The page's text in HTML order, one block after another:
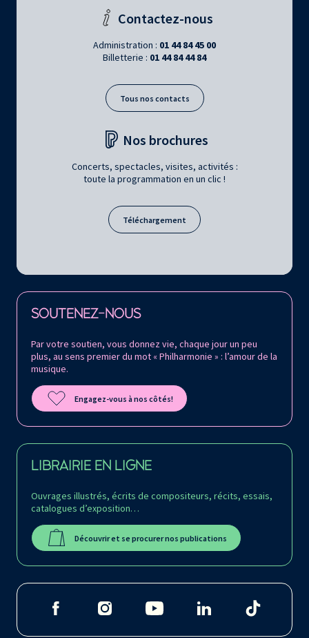
Contactez-nous
Administration : 01 44 84 45 00
Billetterie : 01 44 84 44 84
Tous nos contacts
Nos brochures
Concerts, spectacles, visites, activités :
toute la programmation en un clic !
Téléchargement
SOUTENEZ-NOUS
Par votre soutien, vous donnez vie, chaque jour un peu
plus, au sens premier du mot « Philharmonie » : l’amour de la
musique.
Engagez-vous à nos côtés!
LIBRAIRIE EN LIGNE
Ouvrages illustrés, écrits de compositeurs, récits, essais,
catalogues d’exposition…
Découvrir et se procurer nos publications
Retrouvez la Philharmonie de Paris sur